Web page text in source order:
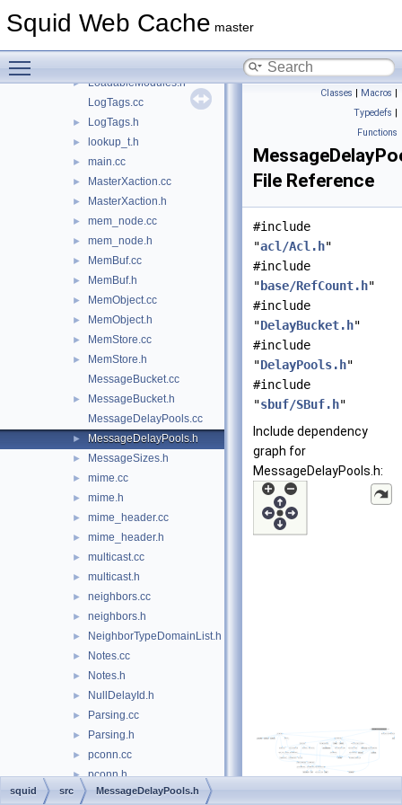
Squid Web Cache master
LoadableModule.cc
► LoadableModules.h
LogTags.cc
► LogTags.h
► lookup_t.h
► main.cc
► MasterXaction.cc
► MasterXaction.h
► mem_node.cc
► mem_node.h
► MemBuf.cc
► MemBuf.h
► MemObject.cc
► MemObject.h
► MemStore.cc
►
MemStore.h
MessageBucket.cc
►
MessageBucket.h
MessageDelayPools.cc
► MessageDelayPools.h
► MessageSizes.h
► mime.cc
► mime.h
► mime_header.cc
► mime_header.h
► multicast.cc
► multicast.h
► neighbors.cc
► neighbors.h
► NeighborTypeDomainList.h
► Notes.cc
► Notes.h
► NullDelayId.h
► Parsing.cc
► Parsing.h
► pconn.cc
► pconn.h
► peer_digest.cc
Classes | Macros |
Typedefs |
Functions
File Reference
#include
"acl/Acl.h"
#include
" base/RefCount.h"
#include
"DelayBucket.h"
#include
"DelayPools.h"
#include
"sbuf/SBuf.h"
Include dependency
graph for
MessageDelayPools.h:
squid src MessageDelayPools.h